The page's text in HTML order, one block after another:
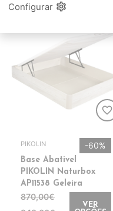
favorite_border
PIKOLIN -60%
Base Abativel
PIKOLIN Naturbox
AP11538 Geleira
870,00€
VER
Configurar settings